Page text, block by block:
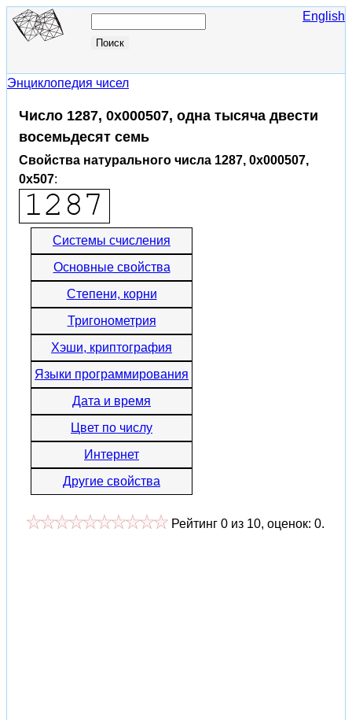
English
Энциклопедия чисел
Число 1287, 0x000507, одна тысяча двести
восемьдесят семь
Свойства натурального числа 1287, 0x000507,
0x507:
Системы счисления
Основные свойства
Степени, корни
Тригонометрия
Хэши, криптография
Языки программирования
Дата и время
Цвет по числу
Интернет
Другие свойства
Рейтинг 0 из 10, оценок: 0.